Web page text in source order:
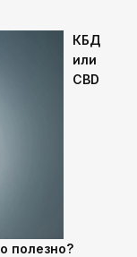
КБД
или
CBD
полезно?